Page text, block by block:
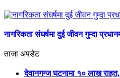
नागरिकता संघर्षमा दुई जीवन गुम्दा
ताजा अपडेट
देवानगन्ज घटनामा १० लाख राहत,